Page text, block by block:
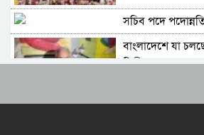
সচিব পদে
বাংলাদেশে যা
দিলীপ ঘোষ